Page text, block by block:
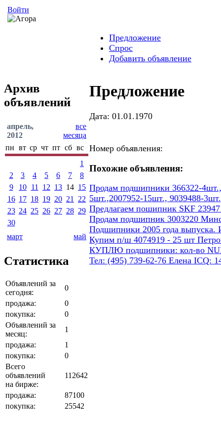
Войти
Предложение
Спрос
Добавить объявление
Архив
объявлений
апрель,
2012
все
месяца
пн вт ср чт пт сб вс
1
2
3 4 5 6 7
8
9
10 11 12 13 14 15
16 17 18 19 20 21
22
23 24 25 26 27 28 29
30
март
май
Статистика
Объявлений за
сегодня:
0
продажа:
0
покупка:
0
Объявлений за
месяц:
1
продажа:
1
покупка:
0
Всего
объявлений
на бирже:
112642
продажа:
87100
покупка:
25542
Предложение
Дата: 01.01.1970
Номер объявления:
Похожие объявления:
Продам подшипники 366322-
5шт.,2007952-15шт., 9039488-
Предлагаем пошипник SKF
Продам подшипник 3003220
Подшипники 2005 года выпуска.
Купим п/ш 4074919 - 25 шт
КУПЛЮ подшипники: кол-во
Тел: (495) 739-62-76 Елена ICQ: